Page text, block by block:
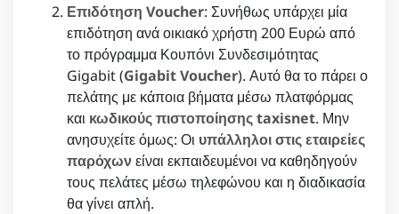
Επιδότηση Voucher: Συνήθως υπάρχει μία
επιδότηση ανά οικιακό χρήστη 200 Ευρώ από
το πρόγραμμα Κουπόνι Συνδεσιμότητας
Gigabit (Gigabit Voucher). Αυτό θα το πάρει ο
πελάτης με κάποια βήματα μέσω πλατφόρμας
και κωδικούς πιστοποίησης taxisnet. Μην
ανησυχείτε όμως: Οι υπάλληλοι στις εταιρείες
παρόχωνείναι εκπαιδευμένοι να καθηδηγούν
τους πελάτες μέσω τηλεφώνου και η διαδικασία
θα γίνει απλή.